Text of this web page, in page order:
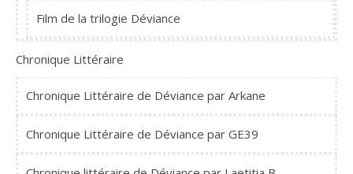
Film de la trilogie Déviance
Chronique Littéraire
Chronique Littéraire de Déviance par Arkane
Chronique Littéraire de Déviance par GE39